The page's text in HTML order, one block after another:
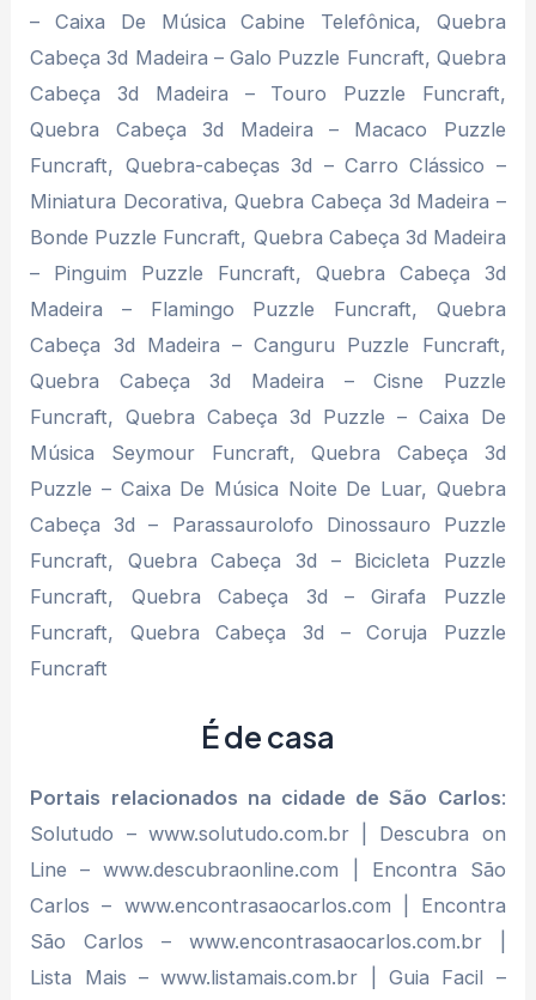
– Caixa De Música Cabine Telefônica, Quebra
Cabeça 3d Madeira – Galo Puzzle Funcraft, Quebra
Cabeça 3d Madeira – Touro Puzzle Funcraft,
Quebra Cabeça 3d Madeira – Macaco Puzzle
Funcraft, Quebra-cabeças 3d – Carro Clássico –
Miniatura Decorativa, Quebra Cabeça 3d Madeira –
Bonde Puzzle Funcraft, Quebra Cabeça 3d Madeira
– Pinguim Puzzle Funcraft, Quebra Cabeça 3d
Madeira – Flamingo Puzzle Funcraft, Quebra
Cabeça 3d Madeira – Canguru Puzzle Funcraft,
Quebra Cabeça 3d Madeira – Cisne Puzzle
Funcraft, Quebra Cabeça 3d Puzzle – Caixa De
Música Seymour Funcraft, Quebra Cabeça 3d
Puzzle – Caixa De Música Noite De Luar, Quebra
Cabeça 3d – Parassaurolofo Dinossauro Puzzle
Funcraft, Quebra Cabeça 3d – Bicicleta Puzzle
Funcraft, Quebra Cabeça 3d – Girafa Puzzle
Funcraft, Quebra Cabeça 3d – Coruja Puzzle
Funcraft
É de casa
Portais relacionados na cidade de São Carlos:
Solutudo – www.solutudo.com.br | Descubra on
Line – www.descubraonline.com | Encontra São
Carlos – www.encontrasaocarlos.com | Encontra
São Carlos – www.encontrasaocarlos.com.br |
Lista Mais – www.listamais.com.br | Guia Facil –